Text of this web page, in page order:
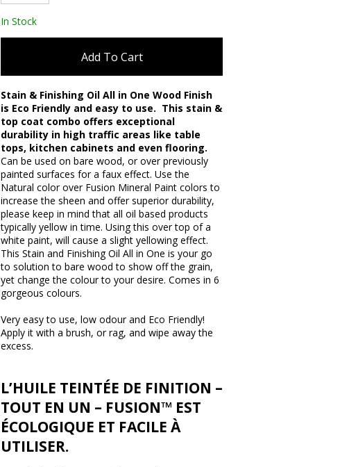
In Stock
Add To Cart
Stain & Finishing Oil All in One Wood Finish
is Eco Friendly and easy to use. This stain &
top coat combo offers exceptional
durability in high traffic areas like table
tops, kitchen cabinets and even flooring.
Can be used on bare wood, or over previously
painted surfaces for a faux effect. Use the
Natural color over Fusion Mineral Paint colors to
increase the sheen and offer superior durability,
please keep in mind that all oil based products
typically yellow in time. Using this over top of a
white paint, will cause a slight yellowing effect.
This Stain and Finishing Oil All in One is your go
to solution to bare wood to show off the grain,
yet change the colour to your desire. Comes in 6
gorgeous colours.
Very easy to use, low odour and Eco Friendly!
Apply it with a brush, or rag, and wipe away the
excess.
L’HUILE TEINTÉE DE FINITION –
TOUT EN UN – FUSION™ EST
ÉCOLOGIQUE ET FACILE À
UTILISER.